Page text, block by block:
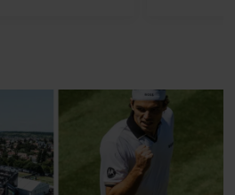
Her indtager
et portræt om
frygten for
og den